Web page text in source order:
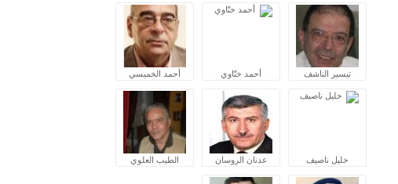
تيسير الناشف أحمد ختّاوي أحمد الخميسي
خليل ناصيف عدنان الروسان الطيب العلوي